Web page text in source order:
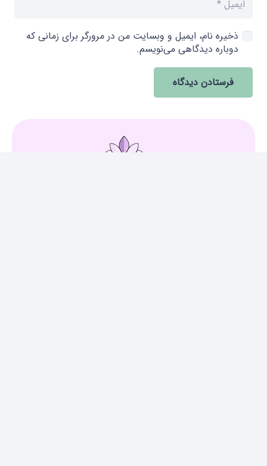
ذخیره نام، ایمیل و وبسایت من در مرورگر برای زمانی که
دوباره دیدگاهی می‌نویسم.
فرستادن دیدگاه